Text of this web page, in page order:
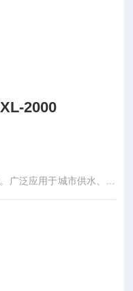
2000
广泛应用于城市供水、食
电、造纸、养殖、生物工